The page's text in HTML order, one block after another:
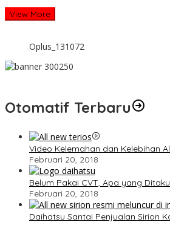
View More
Oplus_131072
Otomatif Terbaru
Video Kelemahan dan Kelebihan
Februari 20, 2018
Belum Pakai CVT, Apa yang
Februari 20, 2018
Daihatsu Santai Penjualan Sirion